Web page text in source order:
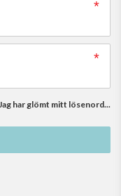
har glömt mitt lösenord...